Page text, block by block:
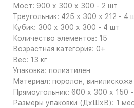
Мост: 900 х 300 х 300 - 2 шт
Треугольник: 425 х 300 х 212 - 4
Кубик: 300 х 300 х 300 - 4 шт
Количество элементов: 15
Возрастная категория: 0+
Вес: 13 кг
Упаковка: полиэтилен
Материал: поролон, винилискожа
Прямоугольник: 600 х 300 х 150
Размеры упаковки (ДхШхВ): 1